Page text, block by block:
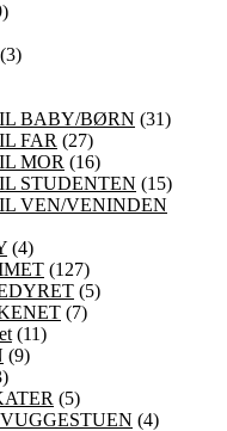
(3)
BABY/BØRN (31)
FAR (27)
MOR (16)
STUDENTEN (15)
VEN/VENINDEN
(4)
(127)
(5)
(7)
(11)
(9)
(5)
(4)